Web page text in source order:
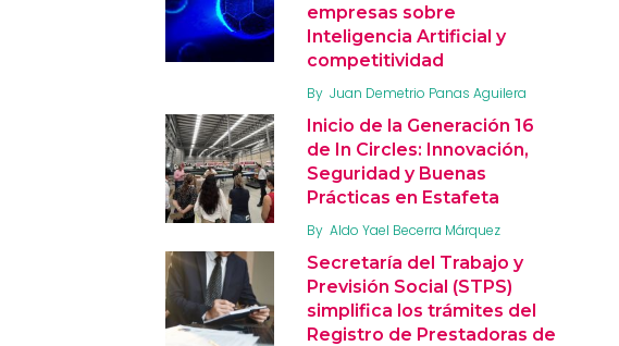
empresas sobre
Inteligencia Artificial y
competitividad
By Juan Demetrio Panas Aguilera
Inicio de la Generación 16
de In Circles: Innovación,
Seguridad y Buenas
Prácticas en Estafeta
By Aldo Yael Becerra Márquez
Secretaría del Trabajo y
Previsión Social (STPS)
simplifica los trámites del
Registro de Prestadoras de